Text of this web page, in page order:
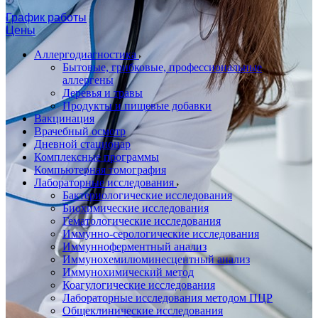
График работы
Цены
Аллергодиагностика
Бытовые, грибковые, профессиональные
аллергены
Деревья и травы
Продукты и пищевые добавки
Вакцинация
Врачебный осмотр
Дневной стационар
Комплексные программы
Компьютерная томография
Лабораторные исследования
Бактериологические исследования
Биохимические исследования
Гематологические исследования
Иммунно-серологические исследования
Иммунноферментный анализ
Иммунохемилюминесцентный анализ
Иммунохимический метод
Коагулогические исследования
Лабораторные исследования методом ПЦР
Общеклинические исследования